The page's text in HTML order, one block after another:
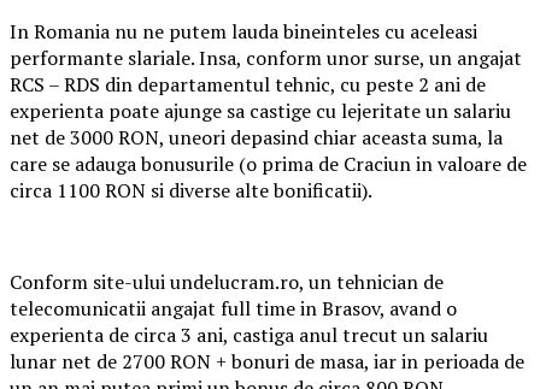
In Romania nu ne putem lauda bineinteles cu aceleasi
performante slariale. Insa, conform unor surse, un angajat
RCS – RDS din departamentul tehnic, cu peste 2 ani de
experienta poate ajunge sa castige cu lejeritate un salariu
net de 3000 RON, uneori depasind chiar aceasta suma, la
care se adauga bonusurile (o prima de Craciun in valoare de
circa 1100 RON si diverse alte bonificatii).
Conform site-ului undelucram.ro, un tehnician de
telecomunicatii angajat full time in Brasov, avand o
experienta de circa 3 ani, castiga anul trecut un salariu
lunar net de 2700 RON + bonuri de masa, iar in perioada de